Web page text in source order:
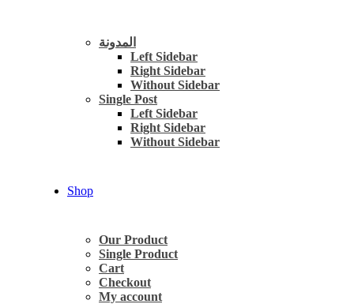
المدونة
Left Sidebar
Right Sidebar
Without Sidebar
Single Post
Left Sidebar
Right Sidebar
Without Sidebar
Shop
Our Product
Single Product
Cart
Checkout
My account